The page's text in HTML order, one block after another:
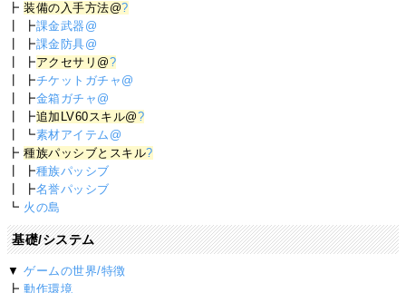
┣装備の入手方法@?
┃ ┣課金武器@
┃ ┣課金防具@
┃ ┣アクセサリ@?
┃ ┣チケットガチャ@
┃ ┣金箱ガチャ@
┃ ┣追加LV60スキル@?
┃ ┗素材アイテム@
┣種族パッシブとスキル?
┃ ┣種族パッシブ
┃ ┣名誉パッシブ
┗ 火の島
基礎/システム
▼ゲームの世界/特徴
┣動作環境